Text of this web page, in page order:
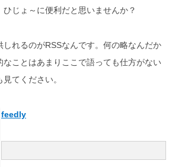
じょ～に便利だと思いませんか？
しれるのがRSSなんです。何の略なんだか
なことはあまりここで語っても仕方がない
てください。
feedly